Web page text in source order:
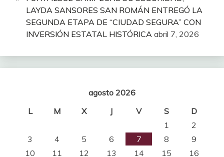
LAYDA SANSORES SAN ROMÁN ENTREGÓ LA
SEGUNDA ETAPA DE “CIUDAD SEGURA” CON
INVERSIÓN ESTATAL HISTÓRICA abril 7, 2026
agosto 2026
L
M X J V S
D
1
2
3
4 5 6 7 8
9
10
11 12 13 14 15
16